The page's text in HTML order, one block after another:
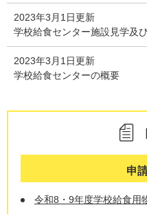
2023年3月1日更新
学校給食センター施設見学及
2023年3月1日更新
学校給食センターの概要
申
令和8・9年度学校給食用